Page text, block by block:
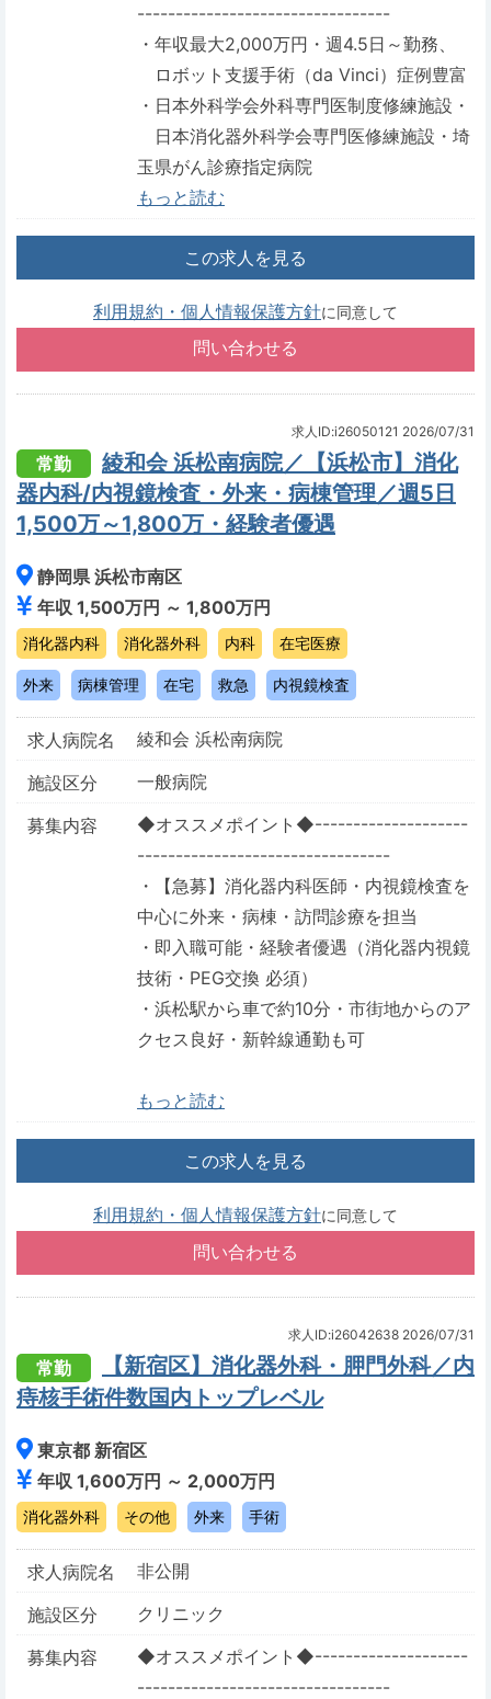
---------------------------------
・年収最大2,000万円・週4.5日～勤務、
ロボット支援手術（da Vinci）症例豊富
・日本外科学会外科専門医制度修練施設・
日本消化器外科学会専門医修練施設・埼
玉県がん診療指定病院
もっと読む
この求人を見る
利用規約・個人情報保護方針に同意して
求人ID:i26050121 2026/07/31
常勤
綾和会 浜松南病院／【浜松市】消化
器内科/内視鏡検査・外来・病棟管理／週5日
1,500万～1,800万・経験者優遇
静岡県 浜松市南区
年収 1,500万円 ～ 1,800万円
消化器内科 消化器外科 内科 在宅医療
外来 病棟管理 在宅 救急 内視鏡検査
求人病院名
綾和会 浜松南病院
施設区分
一般病院
募集内容
◆オススメポイント◆--------------------
---------------------------------
・【急募】消化器内科医師・内視鏡検査を
中心に外来・病棟・訪問診療を担当
・即入職可能・経験者優遇（消化器内視鏡
技術・PEG交換 必須）
・浜松駅から車で約10分・市街地からのア
クセス良好・新幹線通勤も可
もっと読む
この求人を見る
利用規約・個人情報保護方針に同意して
求人ID:i26042638 2026/07/31
常勤
【新宿区】消化器外科・胛門外科／内
痔核手術件数国内トップレベル
東京都 新宿区
年収 1,600万円 ～ 2,000万円
消化器外科 その他 外来 手術
求人病院名
非公開
施設区分
クリニック
募集内容
◆オススメポイント◆--------------------
---------------------------------